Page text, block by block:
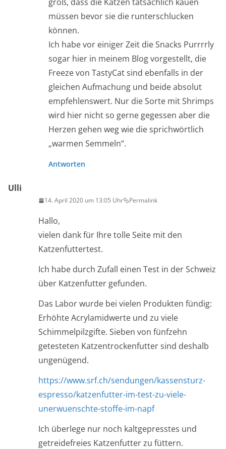
müssen bevor sie die runterschlucken
können.
Ich habe vor einiger Zeit die Snacks Purrrrly
sogar hier in meinem Blog vorgestellt, die
Freeze von TastyCat sind ebenfalls in der
gleichen Aufmachung und beide absolut
empfehlenswert. Nur die Sorte mit Shrimps
wird hier nicht so gerne gegessen aber die
Herzen gehen weg wie die sprichwörtlich
„warmen Semmeln“.
Antworten
Ulli
14. April 2020 um 13:05 Uhr Permalink
Hallo,
vielen dank für Ihre tolle Seite mit den
Katzenfuttertest.
Ich habe durch Zufall einen Test in der Schweiz
über Katzenfutter gefunden.
Das Labor wurde bei vielen Produkten fündig:
Erhöhte Acrylamidwerte und zu viele
Schimmelpilzgifte. Sieben von fünfzehn
getesteten Katzentrockenfutter sind deshalb
ungenügend.
https://www.srf.ch/sendungen/kassensturz-
espresso/katzenfutter-im-test-zu-viele-
unerwuenschte-stoffe-im-napf
Ich überlege nur noch kaltgepresstes und
getreidefreies Katzenfutter zu füttern.